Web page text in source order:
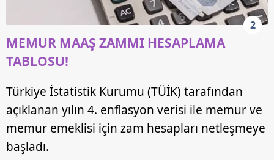
2
MEMUR MAAŞ ZAMMI HESAPLAMA
TABLOSU!
Türkiye İstatistik Kurumu (TÜİK) tarafından
açıklanan yılın 4. enflasyon verisi ile memur ve
memur emeklisi için zam hesapları netleşmeye
başladı.